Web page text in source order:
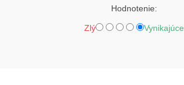
Hodnotenie:
Zlý Vynikajúce